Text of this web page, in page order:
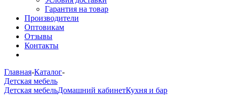
Гарантия на товар
Производители
Оптовикам
Отзывы
Контакты
Главная-Каталог-
Детская мебель
Детская мебельДомашний кабинетКухня и бар